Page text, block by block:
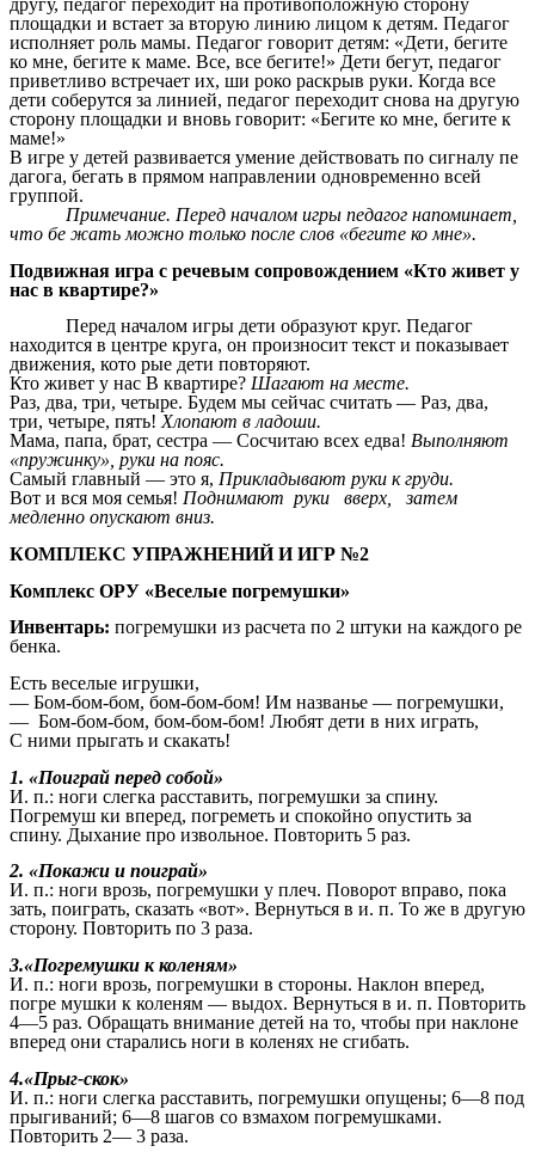
другу, педагог переходит на противоположную сторону
площадки и встает за вторую линию лицом к детям. Педагог
исполняет роль мамы. Педагог говорит детям: «Дети, бегите
ко мне, бегите к маме. Все, все бегите!» Дети бегут, педагог
приветливо встречает их, ши роко раскрыв руки. Когда все
дети соберутся за линией, педагог переходит снова на другую
сторону площадки и вновь говорит: «Бегите ко мне, бегите к
маме!»
В игре у детей развивается умение действовать по сигналу пе
дагога, бегать в прямом направлении одновременно всей
группой.
Примечание. Перед началом игры педагог напоминает,
что бе жать можно только после слов «бегите ко мне».
Подвижная игра с речевым сопровождением «Кто живет у
нас в квартире?»
Перед началом игры дети образуют круг. Педагог
находится в центре круга, он произносит текст и показывает
движения, кото рые дети повторяют.
Кто живет у нас В квартире? Шагают на месте.
Раз, два, три, четыре. Будем мы сейчас считать — Раз, два,
три, четыре, пять! Хлопают в ладоши.
Мама, папа, брат, сестра — Сосчитаю всех едва! Выполняют
«пружинку», руки на пояс.
Самый главный — это я, Прикладывают руки к груди.
Вот и вся моя семья! Поднимают руки вверх, затем
медленно опускают вниз.
КОМПЛЕКС УПРАЖНЕНИЙ И ИГР №2
Комплекс ОРУ «Веселые погремушки»
Инвентарь: погремушки из расчета по 2 штуки на каждого ре
бенка.
Есть веселые игрушки,
— Бом-бом-бом, бом-бом-бом! Им названье — погремушки,
— Бом-бом-бом, бом-бом-бом! Любят дети в них играть,
С ними прыгать и скакать!
1. «Поиграй перед собой»
И. п.: ноги слегка расставить, погремушки за спину.
Погремуш ки вперед, погреметь и спокойно опустить за
спину. Дыхание про извольное. Повторить 5 раз.
2. «Покажи и поиграй»
И. п.: ноги врозь, погремушки у плеч. Поворот вправо, пока
зать, поиграть, сказать «вот». Вернуться в и. п. То же в другую
сторону. Повторить по 3 раза.
3.«Погремушки к коленям»
И. п.: ноги врозь, погремушки в стороны. Наклон вперед,
погре мушки к коленям — выдох. Вернуться в и. п. Повторить
4—5 раз. Обращать внимание детей на то, чтобы при наклоне
вперед они старались ноги в коленях не сгибать.
4.«Прыг-скок»
И. п.: ноги слегка расставить, погремушки опущены; 6—8 под
прыгиваний; 6—8 шагов со взмахом погремушками.
Повторить 2— 3 раза.